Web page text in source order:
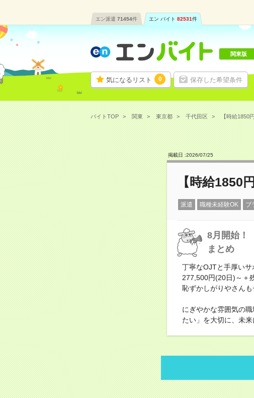
エン派遣 71454件 エン バイト 82531件
気になるリスト 0 保存した希望条件
関東版
バイトTOP 関東 東京都 千代田区 【時給1850
掲載日 :2026/07/25
【時給1850
派遣 職種未経験OK ブ
8月開始！
まとめ
丁寧なOJTと手厚いサ
277,500円(20日)～＋
恥ずかしがりやさんも
にぎやかな雰囲気の
たい」を大切に、未来